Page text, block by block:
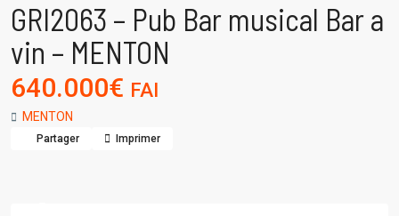
GRI2063 – Pub Bar musical Bar a
vin – MENTON
640.000€ FAI
MENTON
Partager Imprimer